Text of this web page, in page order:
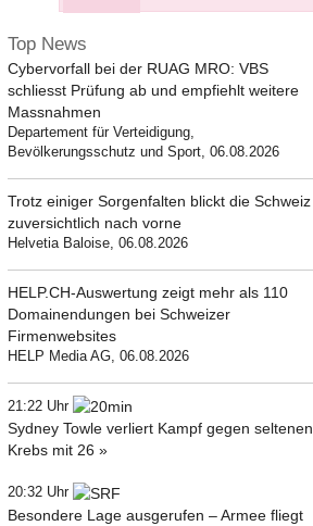
Top News
Cybervorfall bei der RUAG MRO: VBS
schliesst Prüfung ab und empfiehlt weitere
Massnahmen
Departement für Verteidigung,
Bevölkerungsschutz und Sport, 06.08.2026
Trotz einiger Sorgenfalten blickt die Schweiz
zuversichtlich nach vorne
Helvetia Baloise, 06.08.2026
HELP.CH-Auswertung zeigt mehr als 110
Domainendungen bei Schweizer
Firmenwebsites
HELP Media AG, 06.08.2026
21:22 Uhr
Sydney Towle verliert Kampf gegen seltenen
Krebs mit 26 »
20:32 Uhr
Besondere Lage ausgerufen – Armee fliegt